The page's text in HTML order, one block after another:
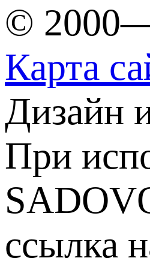
©
Карта
Дизайн
При
ссылка